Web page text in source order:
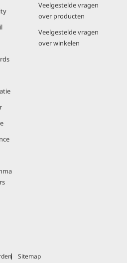
Veelgestelde vragen
over producten
Veelgestelde vragen
over winkelen
Sitemap